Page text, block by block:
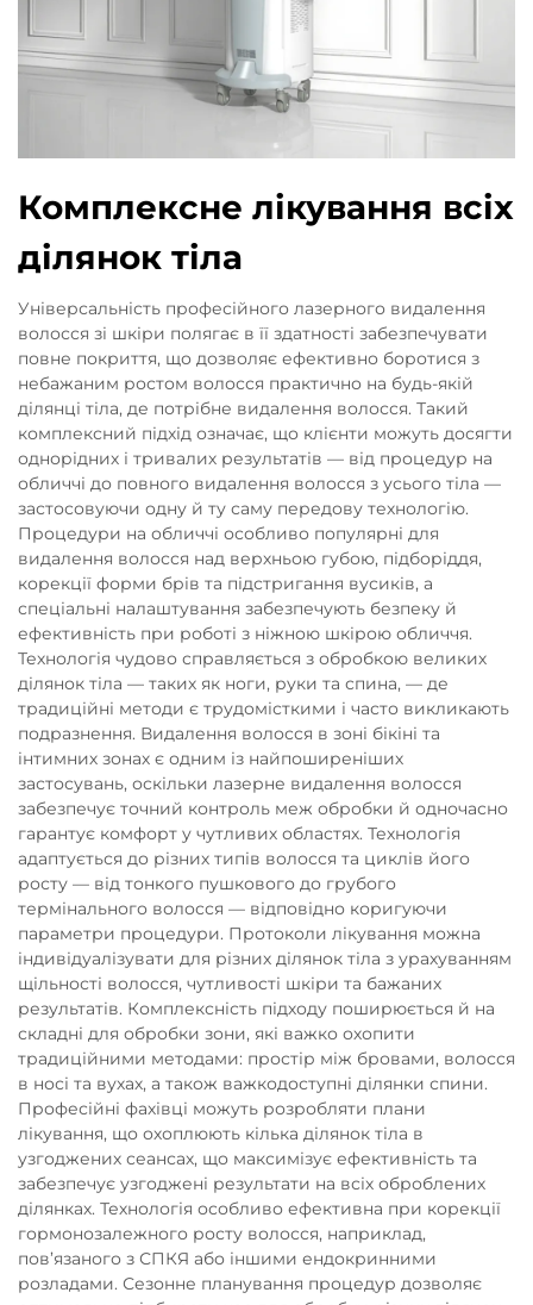
Комплексне лікування всіх
ділянок тіла
Універсальність професійного лазерного видалення
волосся зі шкіри полягає в її здатності забезпечувати
повне покриття, що дозволяє ефективно боротися з
небажаним ростом волосся практично на будь-якій
ділянці тіла, де потрібне видалення волосся. Такий
комплексний підхід означає, що клієнти можуть досягти
однорідних і тривалих результатів — від процедур на
обличчі до повного видалення волосся з усього тіла —
застосовуючи одну й ту саму передову технологію.
Процедури на обличчі особливо популярні для
видалення волосся над верхньою губою, підборіддя,
корекції форми брів та підстригання вусиків, а
спеціальні налаштування забезпечують безпеку й
ефективність при роботі з ніжною шкірою обличчя.
Технологія чудово справляється з обробкою великих
ділянок тіла — таких як ноги, руки та спина, — де
традиційні методи є трудомісткими і часто викликають
подразнення. Видалення волосся в зоні бікіні та
інтимних зонах є одним із найпоширеніших
застосувань, оскільки лазерне видалення волосся
забезпечує точний контроль меж обробки й одночасно
гарантує комфорт у чутливих областях. Технологія
адаптується до різних типів волосся та циклів його
росту — від тонкого пушкового до грубого
термінального волосся — відповідно коригуючи
параметри процедури. Протоколи лікування можна
індивідуалізувати для різних ділянок тіла з урахуванням
щільності волосся, чутливості шкіри та бажаних
результатів. Комплексність підходу поширюється й на
складні для обробки зони, які важко охопити
традиційними методами: простір між бровами, волосся
в носі та вухах, а також важкодоступні ділянки спини.
Професійні фахівці можуть розробляти плани
лікування, що охоплюють кілька ділянок тіла в
узгоджених сеансах, що максимізує ефективність та
забезпечує узгоджені результати на всіх оброблених
ділянках. Технологія особливо ефективна при корекції
гормонозалежного росту волосся, наприклад,
пов’язаного з СПКЯ або іншими ендокринними
розладами. Сезонне планування процедур дозволяє